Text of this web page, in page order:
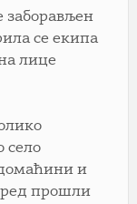
заборављен
се екипа
лице
село
и
прошли